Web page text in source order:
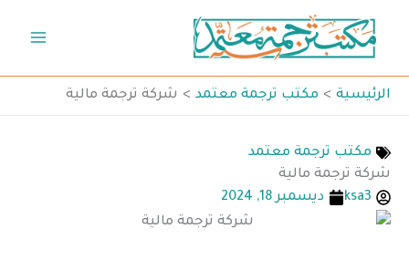
المحتوى
الرئيسية مكتب ترجمة معتمد شركة ترجمة مالية
مكتب ترجمة معتمد
شركة ترجمة مالية
ksa3
ديسمبر 18, 2024